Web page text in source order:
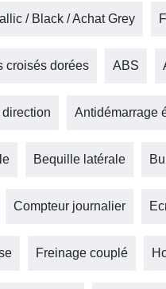
/ Black / Achat Grey
croisés dorées ABS
Antidémarrage
Bequille latérale
Compteur journalier
Freinage couplé